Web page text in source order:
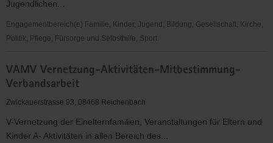
Jugendlichen...
Engagementbereich(e) Familie, Kinder, Jugend, Bildung, Gesellschaft, Kirche,
Politik, Pflege, Fürsorge und Selbsthilfe, Sport
Nema
Netzschkau
e.V.
VAMV Vernetzung-Aktivitäten-Mitbestimmung-
Verbandsarbeit
Zwickauerstrasse 93, 08468 Reichenbach
V-Vernetzung der Einelternfamilien, Veranstaltungen für Eltern und
Kinder A- Aktivitäten in allen Bereich des...